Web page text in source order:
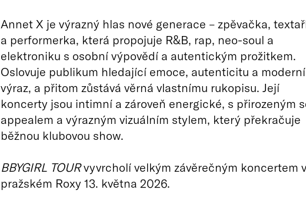
Annet X je výrazný hlas nové generace – zpěvačka,
a performerka, která propojuje R&B, rap, neo-soul a
elektroniku s osobní výpovědí a autentickým prožitkem.
Oslovuje publikum hledající emoce, autenticitu a moderní
výraz, a přitom zůstává věrná vlastnímu rukopisu. Její
koncerty jsou intimní a zároveň energické, s přirozeným
appealem a výrazným vizuálním stylem, který překračuje
běžnou klubovou show.
BBYGIRL TOURvyvrcholí velkým závěrečným koncertem v
pražském Roxy 13. května 2026.